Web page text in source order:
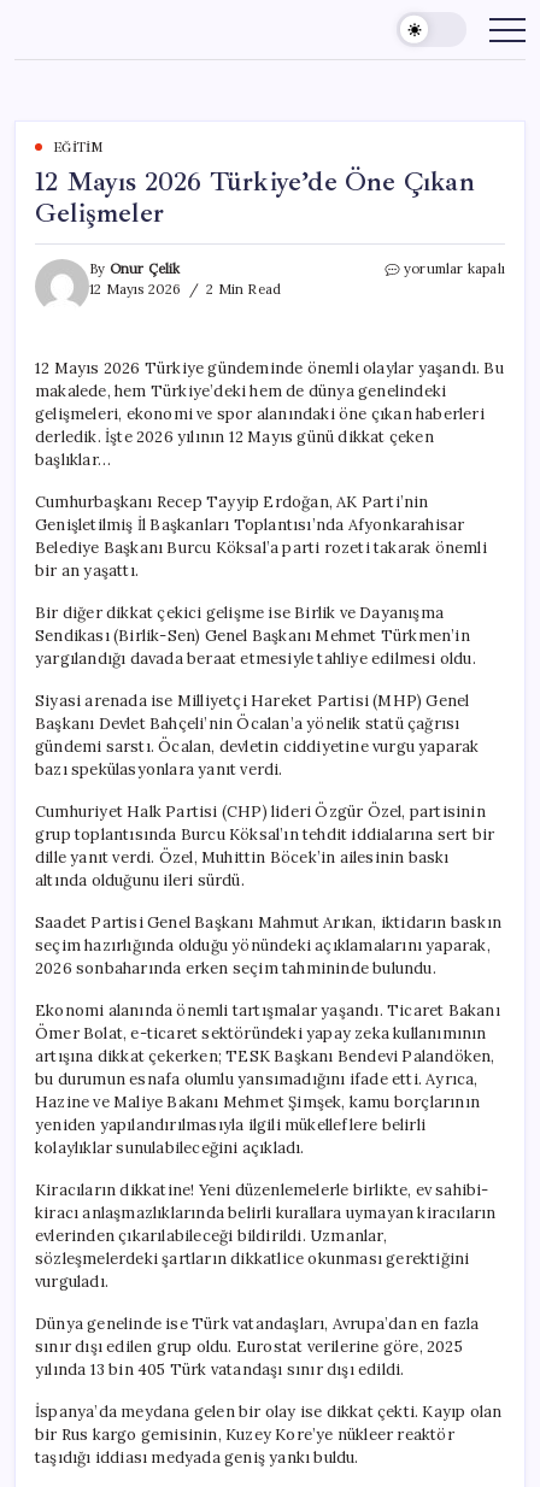
content
EĞITIM
12 Mayıs 2026 Türkiye’de Öne Çıkan
Gelişmeler
By Onur Çelik
12 Mayıs 2026
2 Min Read
12
Çıkan
Gelişmeler
için
yorumlar kapalı
12 Mayıs 2026 Türkiye gündeminde önemli olaylar yaşandı. Bu
makalede, hem Türkiye’deki hem de dünya genelindeki
gelişmeleri, ekonomi ve spor alanındaki öne çıkan haberleri
derledik. İşte 2026 yılının 12 Mayıs günü dikkat çeken
başlıklar…
Cumhurbaşkanı Recep Tayyip Erdoğan, AK Parti’nin
Genişletilmiş İl Başkanları Toplantısı’nda Afyonkarahisar
Belediye Başkanı Burcu Köksal’a parti rozeti takarak önemli
bir an yaşattı.
Bir diğer dikkat çekici gelişme ise Birlik ve Dayanışma
Sendikası (Birlik-Sen) Genel Başkanı Mehmet Türkmen’in
yargılandığı davada beraat etmesiyle tahliye edilmesi oldu.
Siyasi arenada ise Milliyetçi Hareket Partisi (MHP) Genel
Başkanı Devlet Bahçeli’nin Öcalan’a yönelik statü çağrısı
gündemi sarstı. Öcalan, devletin ciddiyetine vurgu yaparak
bazı spekülasyonlara yanıt verdi.
Cumhuriyet Halk Partisi (CHP) lideri Özgür Özel, partisinin
grup toplantısında Burcu Köksal’ın tehdit iddialarına sert bir
dille yanıt verdi. Özel, Muhittin Böcek’in ailesinin baskı
altında olduğunu ileri sürdü.
Saadet Partisi Genel Başkanı Mahmut Arıkan, iktidarın baskın
seçim hazırlığında olduğu yönündeki açıklamalarını yaparak,
2026 sonbaharında erken seçim tahmininde bulundu.
Ekonomi alanında önemli tartışmalar yaşandı. Ticaret Bakanı
Ömer Bolat, e-ticaret sektöründeki yapay zeka kullanımının
artışına dikkat çekerken; TESK Başkanı Bendevi Palandöken,
bu durumun esnafa olumlu yansımadığını ifade etti. Ayrıca,
Hazine ve Maliye Bakanı Mehmet Şimşek, kamu borçlarının
yeniden yapılandırılmasıyla ilgili mükelleflere belirli
kolaylıklar sunulabileceğini açıkladı.
Kiracıların dikkatine! Yeni düzenlemelerle birlikte, ev sahibi-
kiracı anlaşmazlıklarında belirli kurallara uymayan kiracıların
evlerinden çıkarılabileceği bildirildi. Uzmanlar,
sözleşmelerdeki şartların dikkatlice okunması gerektiğini
vurguladı.
Dünya genelinde ise Türk vatandaşları, Avrupa’dan en fazla
sınır dışı edilen grup oldu. Eurostat verilerine göre, 2025
yılında 13 bin 405 Türk vatandaşı sınır dışı edildi.
İspanya’da meydana gelen bir olay ise dikkat çekti. Kayıp olan
bir Rus kargo gemisinin, Kuzey Kore’ye nükleer reaktör
taşıdığı iddiası medyada geniş yankı buldu.